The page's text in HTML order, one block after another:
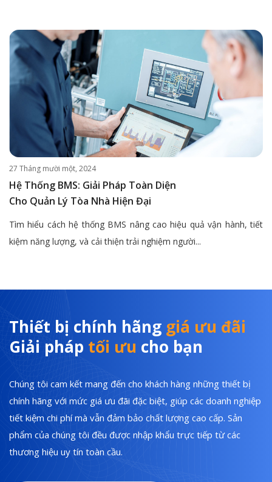
27 Tháng mười một, 2024
Hệ Thống BMS: Giải Pháp Toàn Diện
Cho Quản Lý Tòa Nhà Hiện Đại
Tìm hiểu cách hệ thống BMS nâng cao hiệu quả vận hành, tiết
kiệm năng lượng, và cải thiện trải nghiệm người...
Thiết bị chính hãng giá ưu đãi
Giải pháp tối ưu cho bạn
Chúng tôi cam kết mang đến cho khách hàng những thiết bị
chính hãng với mức giá ưu đãi đặc biệt, giúp các doanh nghiệp
tiết kiệm chi phí mà vẫn đảm bảo chất lượng cao cấp. Sản
phẩm của chúng tôi đều được nhập khẩu trực tiếp từ các
thương hiệu uy tín toàn cầu.